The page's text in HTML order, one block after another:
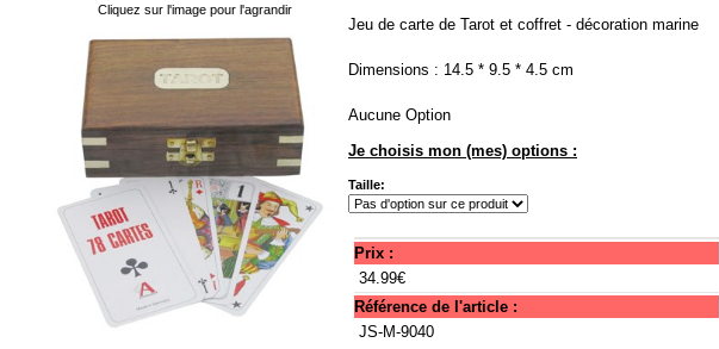
Cliquez sur l'image pour l'agrandir
Jeu de carte de Tarot et coffret - décoration marine
Dimensions : 14.5 * 9.5 * 4.5 cm
Aucune Option
Je choisis mon (mes) options :
Taille:
Prix :
34.99€
Référence de l'article :
JS-M-9040